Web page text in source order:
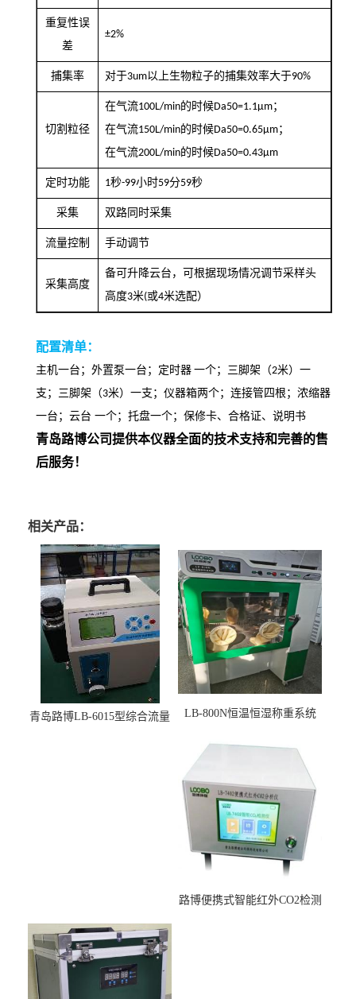
重复性误
差
±2%
捕集率 对于3um以上生物粒子的捕集效率大于90%
切割粒径
在气流100L/min的时候Da50=1.1μm；
在气流150L/min的时候Da50=0.65μm；
在气流200L/min的时候Da50=0.43μm
定时功能 1秒-99小时59分59秒
采集 双路同时采集
流量控制 手动调节
采集高度
备可升降云台，可根据现场情况调节采样头
高度3米(或4米选配）
配置清单：
主机一台；外置泵一台；定时器 一个；三脚架（2米）一
支；三脚架（3米）一支；仪器箱两个；连接管四根；浓缩器
一台；云台 一个；托盘一个；保修卡、合格证、说明书
青岛路博公司提供本仪器全面的技术支持和完善的售
后服务！
相关产品：
青岛路博LB-6015型综合流量
LB-800N恒温恒湿称重系统
路博便携式智能红外CO2检测